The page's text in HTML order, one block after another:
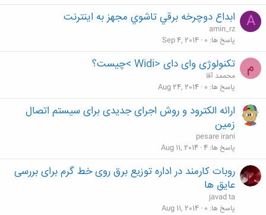
A ابداع دوچرخه برقي تاشوي مجهز به اينترنت
amin_rz
پاسخ ها 0
Sep 4, 2014
م تکنولوژی وای دای <Widi >چیست؟
محممد آقا
پاسخ ها 0
Aug 24, 2014
ارائه الکترود و روش اجرای جدیدی برای سیستم اتصال
زمین
pesare irani
پاسخ ها 4
Aug 11, 2014
روبات كارمند در اداره توزیع برق روی خط گرم برای بررسی
عایق ها
javad ta
پاسخ ها 0
Aug 11, 2014